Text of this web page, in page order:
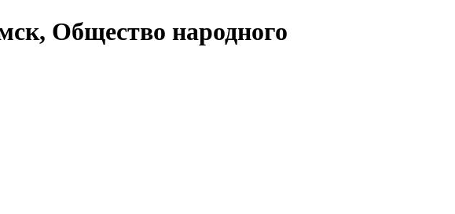
Общество народного